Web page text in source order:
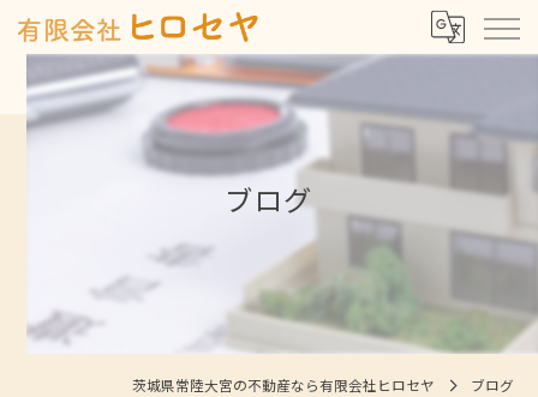
ブログ
茨城県常陸大宮の不動産なら有限会社ヒロセヤ ブログ